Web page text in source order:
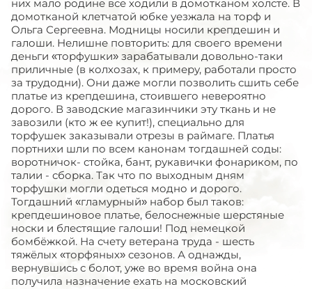
них мало родине все ходили в домотканом холсте. В
домотканой клетчатой юбке уезжала на торф и
Ольга Сергеевна. Модницы носили крепдешин и
галоши. Нелишне повторить: для своего времени
деньги «торфушки» зарабатывали довольно-таки
приличные (в колхозах, к примеру, работали просто
за трудодни). Они даже могли позволить сшить себе
платье из крепдешина, стоившего невероятно
дорого. В заводские магазинчики эту ткань и не
завозили (кто ж ее купит!), специально для
торфушек заказывали отрезы в раймаге. Платья
портнихи шли по всем канонам тогдашней соды:
воротничок- стойка, бант, рукавички фонариком, по
талии - сборка. Так что по выходным дням
торфушки могли одеться модно и дорого.
Тогдашний «гламурный» набор был таков:
крепдешиновое платье, белоснежные шерстяные
носки и блестящие галоши! Под немецкой
бомбёжкой. На счету ветерана труда - шесть
тяжёлых «торфяных» сезонов. А однажды,
вернувшись с болот, уже во время война она
получила назначение ехать на московский